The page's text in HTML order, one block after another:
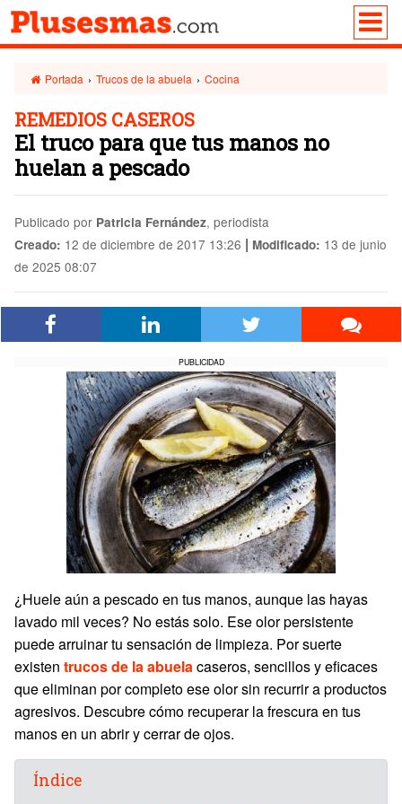
Portada › Trucos de la abuela › Cocina
REMEDIOS CASEROS
El truco para que tus manos no
huelan a pescado
Publicado por Patricia Fernández, periodista
Creado: 12 de diciembre de 2017 13:26 | Modificado: 13 de junio
de 2025 08:07
PUBLICIDAD
¿Huele aún a pescado en tus manos, aunque las hayas
lavado mil veces? No estás solo. Ese olor persistente
puede arruinar tu sensación de limpieza. Por suerte
existen trucos de la abuelacaseros, sencillos y eficaces
que eliminan por completo ese olor sin recurrir a productos
agresivos. Descubre cómo recuperar la frescura en tus
manos en un abrir y cerrar de ojos.
Índice